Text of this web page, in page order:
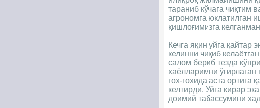
тараниб кўчага чиқтим
агрономга юклатилган
қишлоғимизга
Кечга яқин уйга
келинни чиқиб
салом бериб тезда
хаёлларимни
гох-гохида аста
келтирди. Уйга кирар
доимий табассумини